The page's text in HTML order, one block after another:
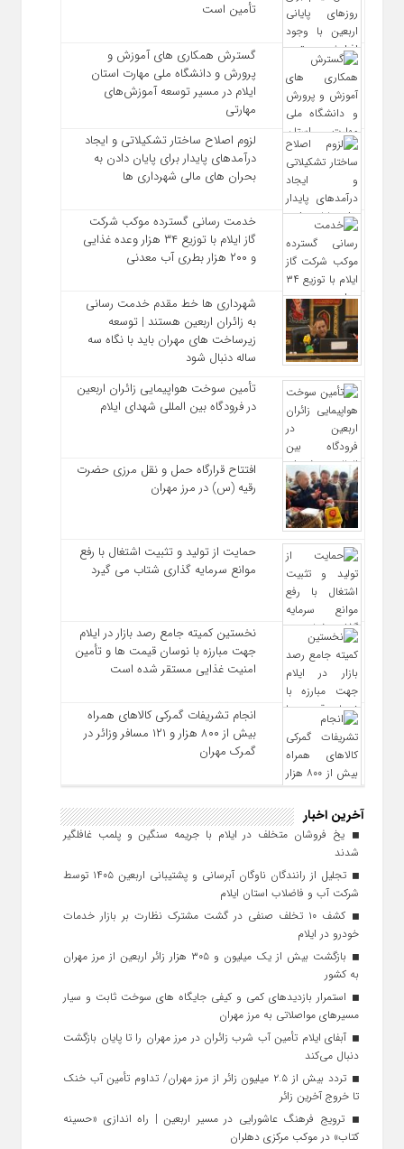
تأمین است
گسترش همکاری‌ های آموزش و
پرورش و دانشگاه ملی مهارت استان
ایلام در مسیر توسعه آموزش‌های
مهارتی
لزوم اصلاح ساختار تشکیلاتی و ایجاد
درآمدهای پایدار برای پایان دادن به
بحران‌ های مالی شهرداری‌ ها
خدمت رسانی گسترده موکب شرکت
گاز ایلام با توزیع ۳۴ هزار وعده غذایی
و ۲۰۰ هزار بطری آب معدنی
شهرداری‌ ها خط مقدم خدمت ‌رسانی
به زائران اربعین هستند | توسعه
زیرساخت ‌های مهران باید با نگاه سه‌
ساله دنبال شود
تأمین سوخت هواپیمایی زائران اربعین
در فرودگاه بین المللی شهدای ایلام
افتتاح قرارگاه حمل‌ و نقل مرزی حضرت
رقیه (س) در مرز مهران
حمایت از تولید و تثبیت اشتغال با رفع
موانع سرمایه‌ گذاری شتاب می‌ گیرد
نخستین کمیته جامع رصد بازار در ایلام
جهت مبارزه با نوسان قیمت‌ ها و تأمین
امنیت غذایی مستقر شده است
انجام تشریفات گمرکی کالاهای همراه
بیش از ۸۰۰ هزار و ۱۲۱ مسافر وزائر در
گمرک مهران
آخرین اخبار
یخ‌ فروشان متخلف در ایلام با جریمه سنگین و پلمب غافلگیر
شدند
تجلیل از رانندگان ناوگان آبرسانی و پشتیبانی اربعین ۱۴۰۵ توسط
شرکت آب و فاضلاب استان ایلام
کشف ۱۰ تخلف صنفی در گشت مشترک نظارت بر بازار خدمات
خودرو در ایلام
بازگشت بیش از یک میلیون و ۳۰۵ هزار زائر اربعین از مرز مهران
به کشور
استمرار بازدیدهای کمی و کیفی جایگاه‌ های سوخت ثابت و سیار
مسیرهای مواصلاتی به مرز مهران
آبفای ایلام تأمین آب شرب زائران در مرز مهران را تا پایان بازگشت
دنبال می‌کند
تردد بیش از ۲.۵ میلیون زائر از مرز مهران/ تداوم تأمین آب خنک
تا خروج آخرین زائر
ترویج فرهنگ عاشورایی در مسیر اربعین | راه‌ اندازی «حسینه
کتاب» در موکب مرکزی دهلران